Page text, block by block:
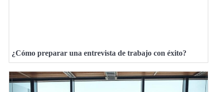
¿Cómo preparar una entrevista de trabajo con éxito?